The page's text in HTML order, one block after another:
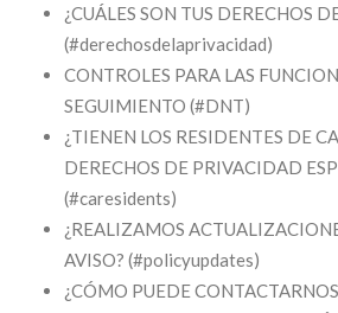
¿CUÁLES SON TUS DERECHOS
(#derechosdelaprivacidad)
CONTROLES PARA LAS
SEGUIMIENTO (#DNT)
¿TIENEN LOS RESIDENTES DE
DERECHOS DE PRIVACIDAD
(#caresidents)
¿REALIZAMOS
AVISO? (#policyupdates)
¿CÓMO PUEDE